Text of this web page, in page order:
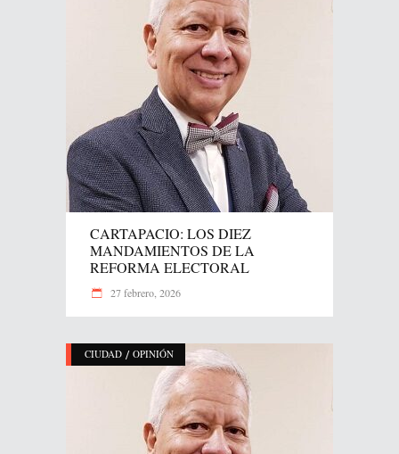
CARTAPACIO: LOS DIEZ
MANDAMIENTOS DE LA
REFORMA ELECTORAL
27 febrero, 2026
CIUDAD / OPINIÓN